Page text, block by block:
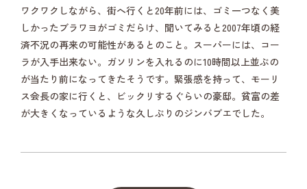
ワクワクしながら、街へ行くと20年前には、ゴミ一つなく美
しかったブラワヨがゴミだらけ、聞いてみると2007年頃の経
済不況の再来の可能性があるとのこと。スーパーには、コー
ラが入手出来ない。ガソリンを入れるのに10時間以上並ぶの
が当たり前になってきたそうです。緊張感を持って、モーリ
ス会長の家に行くと、ビックリするぐらいの豪邸。貧富の差
が大きくなっているような久しぶりのジンバブエでした。